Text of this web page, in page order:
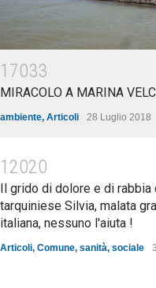
17033
MIRACOLO A MARINA
ambiente, Articoli 28 Luglio 2018
12020
Il grido di dolore e di rabbia
tarquiniese Silvia, malata
italiana, nessuno l'aiuta !
Articoli, Comune, sanità, sociale